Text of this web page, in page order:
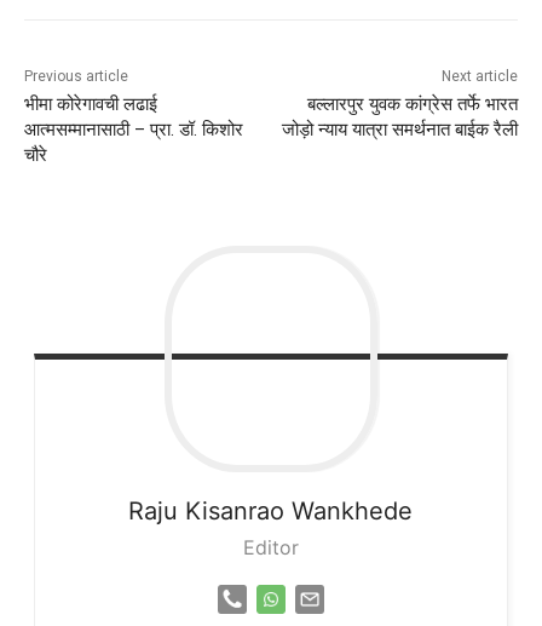
Previous article
भीमा कोरेगावची लढाई
आत्मसम्मानासाठी – प्रा. डॉ. किशोर
चौरे
Next article
बल्लारपुर युवक कांग्रेस तर्फे भारत
जोड़ो न्याय यात्रा समर्थनात बाईक रैली
Raju Kisanrao Wankhede
Editor